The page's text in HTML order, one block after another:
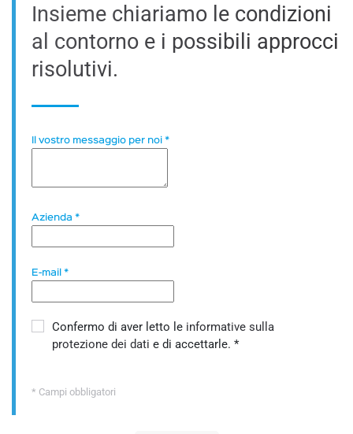
Insieme chiariamo le condizioni
al contorno e i possibili approcci
risolutivi.
Il vostro messaggio per noi *
Azienda *
E-mail *
Confermo di aver letto le informative sulla
protezione dei dati e di accettarle. *
* Campi obbligatori